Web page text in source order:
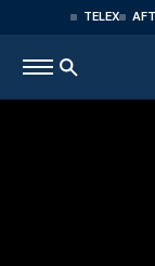
TELEX